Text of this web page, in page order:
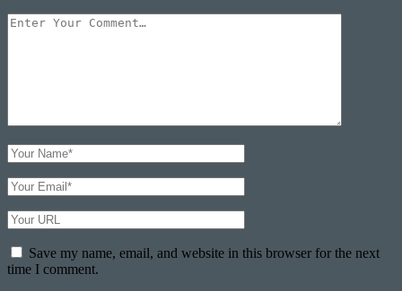
Your
Your
Name
Your
Email
Your
Website
URLSave my name, email, and website in this browser for the next
time I comment.